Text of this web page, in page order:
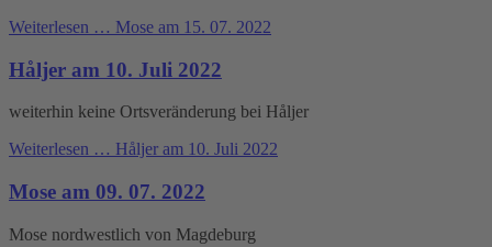
Weiterlesen … Mose am 15. 07. 2022
Håljer am 10. Juli 2022
weiterhin keine Ortsveränderung bei Håljer
Weiterlesen … Håljer am 10. Juli 2022
Mose am 09. 07. 2022
Mose nordwestlich von Magdeburg